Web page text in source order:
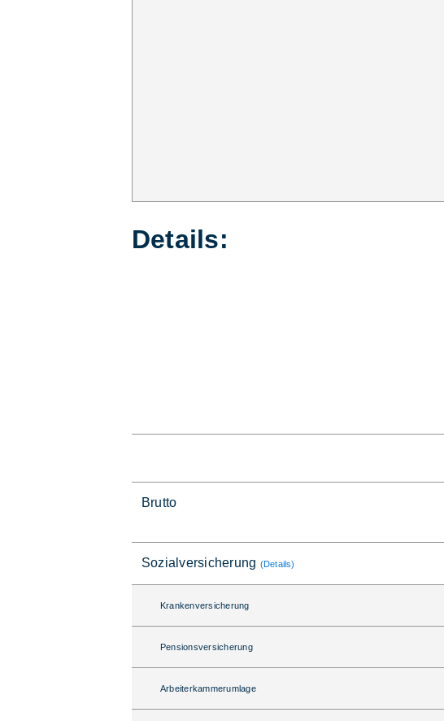
Details:
Brutto
Sozialversicherung (Details)
Krankenversicherung
Pensionsversicherung
Arbeiterkammerumlage